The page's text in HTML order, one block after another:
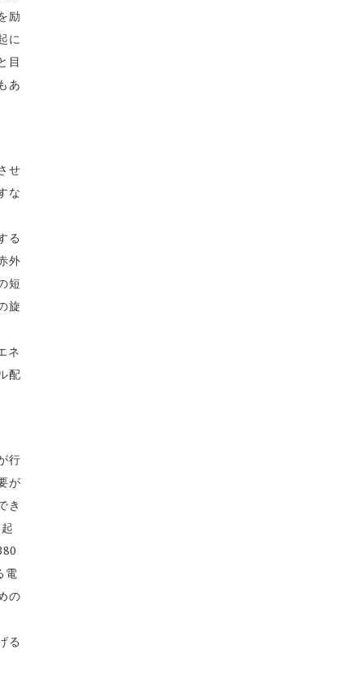
励
に
目
あ
せ
な
る
外
短
旋
ネ
配
行
が
き
電
の
る